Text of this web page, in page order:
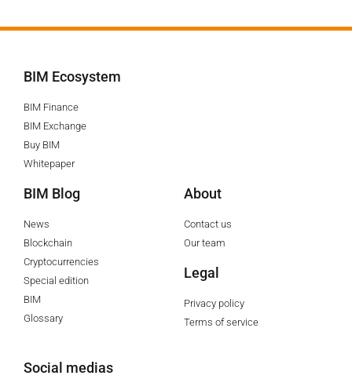
BIM Ecosystem
BIM Finance
BIM Exchange
Buy BIM
Whitepaper
BIM Blog
News
Blockchain
Cryptocurrencies
Special edition
BIM
Glossary
About
Contact us
Our team
Legal
Privacy policy
Terms of service
Social medias